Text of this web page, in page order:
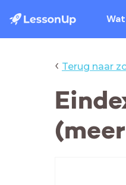
‹ Terug naar